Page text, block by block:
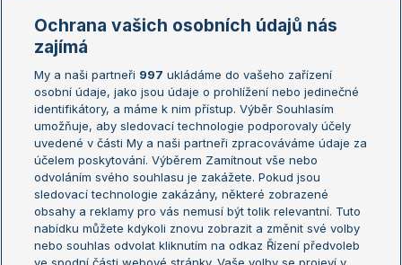
Žebříčky
Žebříček ATP (muži)
Žebříček WTA (ženy)
Sázkařský žebříček
Australian Open
French Open
Wimbledon
US Open
Turnaj mistrů
Turnaj mistryň
Aktualní trendy
Fotbalové přestupy
Ochrana vašich osobních údajů nás
zajímá
My a naši partneři 997 ukládáme do vašeho zařízení
osobní údaje, jako jsou údaje o prohlížení nebo jedinečné
identifikátory, a máme k nim přístup. Výběr Souhlasím
umožňuje, aby sledovací technologie podporovaly účely
uvedené v části My a naši partneři zpracováváme údaje za
účelem poskytování. Výběrem Zamítnout vše nebo
odvoláním svého souhlasu je zakážete. Pokud jsou
sledovací technologie zakázány, některé zobrazené
obsahy a reklamy pro vás nemusí být tolik relevantní. Tuto
nabídku můžete kdykoli znovu zobrazit a změnit své volby
nebo souhlas odvolat kliknutím na odkaz Řízení předvoleb